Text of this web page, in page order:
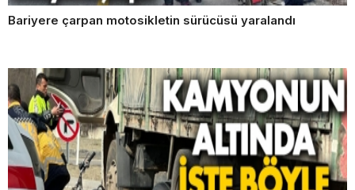
Bariyere çarpan motosikletin sürücüsü yaralandı